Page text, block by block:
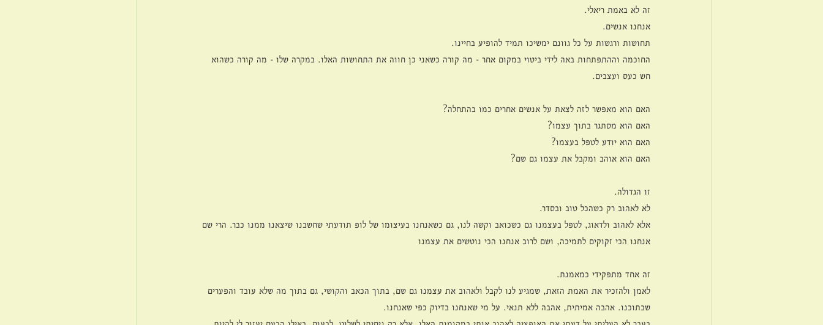
זה לא באמת ריאלי.
אנחנו אנשים.
תחושות ורגשות על כל גוונם ימשיכו תמיד להופיע בחיינו.
החוכמה וההתפתחות באה לידי ביטוי במקום אחר - מה קורה כשאני כן חווה את התחושות האלו. במקרה שלו - מה קורה כשהוא
חש כעס ועצבים.
האם הוא מאפשר לזה לצאת על אנשים אחרים כמו בהתחלה?
האם הוא מסתגר בתוך עצמו?
האם הוא יודע לטפל בעצמו?
האם הוא אוהב ומקבל את עצמו גם שם?
זו הגדולה.
לא לאהוב רק כשהכל טוב ובסדר.
אלא לאהוב ולדאוג, לטפל בעצמנו גם כשכואב וקשה לנו, גם כשאנחנו בעיצומו של לופ תודעתי שחשבנו שיצאנו ממנו כבר. הרי שם
אנחנו הכי זקוקים לתמיכה, ושם לרוב אנחנו הכי נוטשים את עצמנו
זה אחד מתפקידי כמאמנת.
לאמן ולהזכיר את האמת הזאת, שמגיע לנו לקבל ולאהוב את עצמנו גם שם, בתוך הכאב והקושי, גם בתוך מה שלא עובד והפערים
שבתוכנו. אהבה אמיתית, אהבה ללא תנאי. על מי שאנחנו בדיוק כפי שאנחנו.